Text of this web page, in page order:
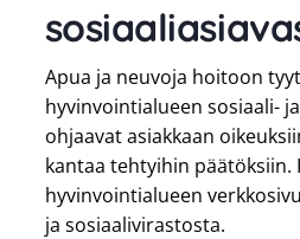
Apua ja neuvoja hoitoon
hyvinvointialueen sosiaali-
ohjaavat asiakkaan
kantaa tehtyihin
hyvinvointialueen
ja sosiaalivirastosta.